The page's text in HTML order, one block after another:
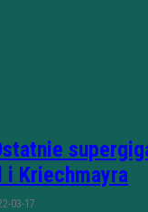
i Kriechmayra
03-17